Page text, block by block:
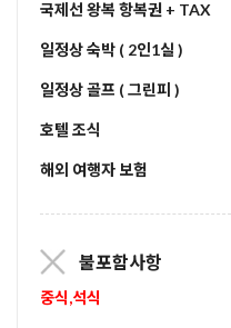
국제선 왕복 항복권 + TAX
일정상 숙박 ( 2인1실 )
일정상 골프 ( 그린피 )
호텔 조식
해외 여행자 보험
불포함사항
중식,석식